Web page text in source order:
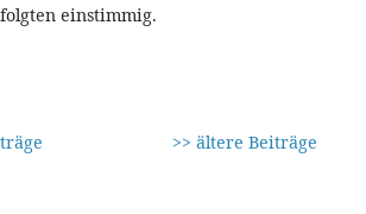
einstimmig.
>> ältere Beiträge